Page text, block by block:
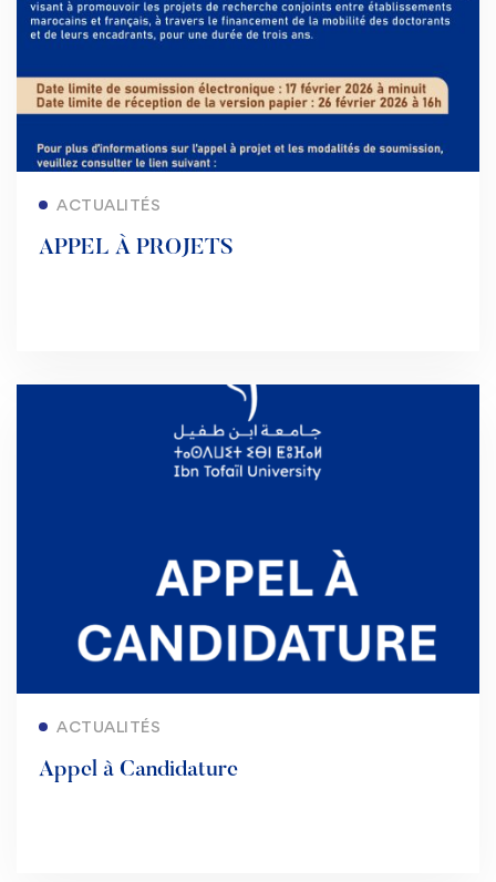
ACTUALITÉS
APPEL À PROJETS
ACTUALITÉS
Appel à Candidature